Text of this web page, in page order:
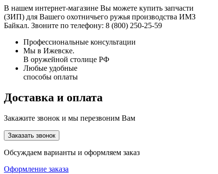
В нашем интернет-магазине Вы можете купить запчасти
(ЗИП) для Вашего охотничьего ружья производства ИМЗ
Байкал. Звоните по телефону: 8 (800) 250-25-59
Профессиональные консультации
Мы в Ижевске.
В оружейной столице РФ
Любые удобные
способы оплаты
Доставка и оплата
Закажите звонок и мы перезвоним Вам
Заказать звонок
Обсуждаем варианты и оформляем заказ
Оформление заказа